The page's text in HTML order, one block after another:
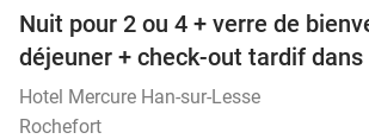
Nuit pour 2 ou 4 + verre de
déjeuner + check-out tardif
Hotel Mercure Han-sur-Lesse
Rochefort